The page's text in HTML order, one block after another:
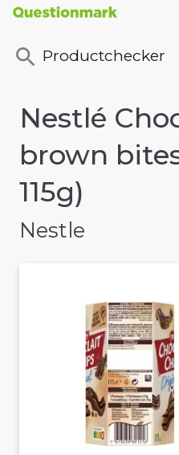
Productchecker
Nestlé
brown
115g)
Nestle